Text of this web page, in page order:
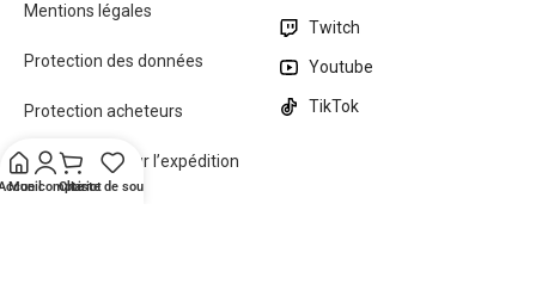
Mentions légales
Protection des données
Protection acheteurs
Informations sur l’expédition
Twitch
Youtube
TikTok
Mon compte
Chariot
Liste de souhaits